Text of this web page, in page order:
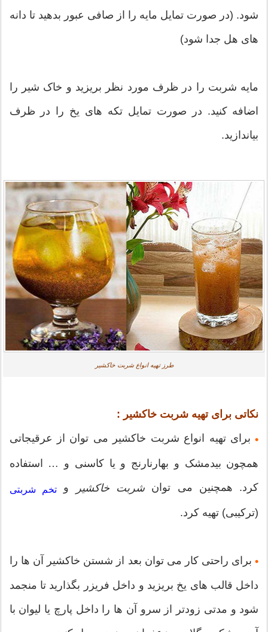
شود. (در صورت تمایل مایه را از صافی عبور بدهید تا دانه
های هل جدا شود)
مایه شربت را در ظرف مورد نظر بریزید و خاک شیر را
اضافه کنید. در صورت تمایل تکه های یخ را در ظرف
بیاندازید.
طرز تهیه انواع شربت خاکشیر
نکاتی برای تهیه شربت خاکشیر :
• برای تهیه انواع شربت خاکشیر می توان از عرقیجاتی
همچون بیدمشک و بهارنارنج و یا کاسنی و … استفاده
کرد. همچنین می توان شربت خاکشیر وتخم شربتی
(ترکیبی) تهیه کرد.
• برای راحتی کار می توان بعد از شستن خاکشیر آن ها را
داخل قالب های یخ بریزید و داخل فریزر بگذارید تا منجمد
شود و مدتی زودتر از سرو آن ها را داخل پارچ یا لیوان با